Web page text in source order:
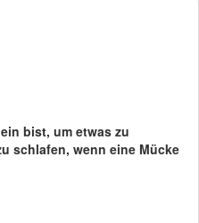
bist, um etwas zu
schlafen, wenn eine Mücke